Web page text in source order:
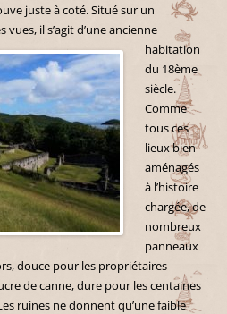
juste à coté. Situé sur un
vues, ils’agit d’une ancienne
habitation
du 18ème
siècle.
Comme
tous ces
lieux bien
aménagés
à l’histoire
chargée, de
nombreux
panneaux
douce pour les propriétaires
de canne, dure pour les centaines
ruines ne donnent qu’une faible